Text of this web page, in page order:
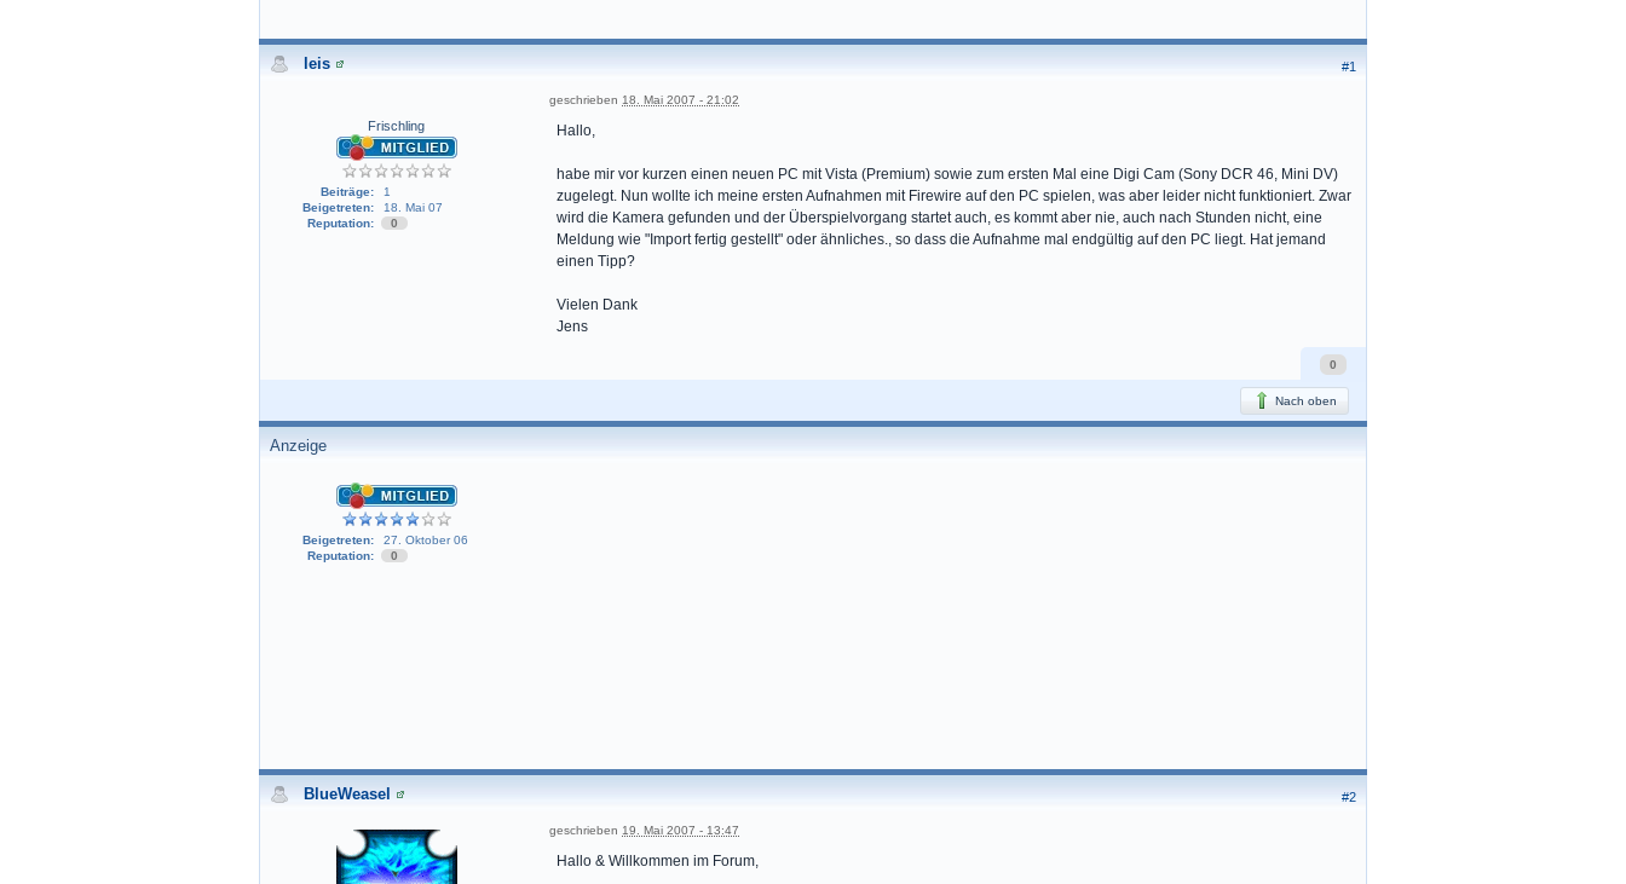
#1
leis
Frischling
Beiträge:
1
Beigetreten:
18. Mai 07
Reputation:
0
geschrieben 18. Mai 2007 - 21:02
Hallo,
habe mir vor kurzen einen neuen PC mit Vista (Premium) sowie zum ersten Mal eine Digi Cam (Sony DCR 46, Mini DV)
zugelegt. Nun wollte ich meine ersten Aufnahmen mit Firewire auf den PC spielen, was aber leider nicht funktioniert. Zwar
wird die Kamera gefunden und der Überspielvorgang startet auch, es kommt aber nie, auch nach Stunden nicht, eine
Meldung wie "Import fertig gestellt" oder ähnliches., so dass die Aufnahme mal endgültig auf den PC liegt. Hat jemand
einen Tipp?
Vielen Dank
Jens
0
Nach oben
Anzeige
Beigetreten:
27. Oktober 06
Reputation:
0
#2
BlueWeasel
geschrieben 19. Mai 2007 - 13:47
Hallo & Willkommen im Forum,